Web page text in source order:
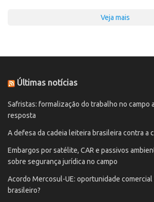
Veja mais
Últimas notícias
Safristas: formalização do trabalho no campo
resposta
A defesa da cadeia leiteira brasileira contra a
Embargos por satélite, CAR e passivos
sobre segurança jurídica no campo
Acordo Mercosul-UE: oportunidade comercial
brasileiro?